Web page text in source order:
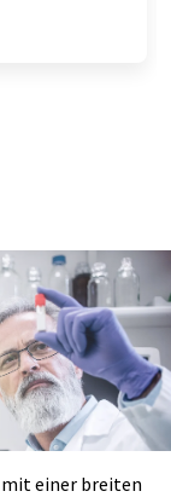
einer breiten